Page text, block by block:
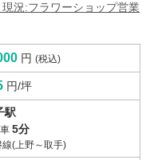
況:フラワーショップ営業
円 (税込)
円/坪
駅
5分
(上野～取手)